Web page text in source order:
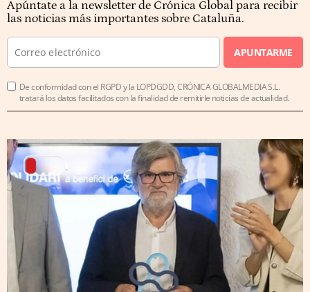
Apúntate a la newsletter de Crónica Global para recibir
las noticias más importantes sobre Cataluña.
APUNTARME
De conformidad con el RGPD y la LOPDGDD, CRÓNICA GLOBALMEDIA S.L.
tratará los datos facilitados con la finalidad de remitirle noticias de actualidad.